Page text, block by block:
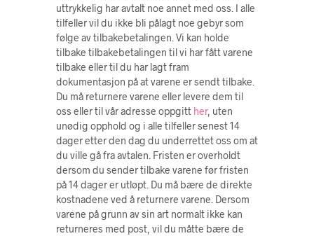
uttrykkelig har avtalt noe annet med oss. I alle
tilfeller vil du ikke bli pålagt noe gebyr som
følge av tilbakebetalingen. Vi kan holde
tilbake tilbakebetalingen til vi har fått varene
tilbake eller til du har lagt fram
dokumentasjon på at varene er sendt tilbake.
Du må returnere varene eller levere dem til
oss eller til vår adresse oppgitt her, uten
unødig opphold og i alle tilfeller senest 14
dager etter den dag du underrettet oss om at
du ville gå fra avtalen. Fristen er overholdt
dersom du sender tilbake varene før fristen
på 14 dager er utløpt. Du må bære de direkte
kostnadene ved å returnere varene. Dersom
varene på grunn av sin art normalt ikke kan
returneres med post, vil du måtte bære de